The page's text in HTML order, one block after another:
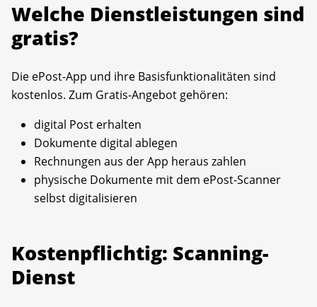
Welche Dienstleistungen sind
gratis?
Die ePost-App und ihre Basisfunktionalitäten sind
kostenlos. Zum Gratis-Angebot gehören:
digital Post erhalten
Dokumente digital ablegen
Rechnungen aus der App heraus zahlen
physische Dokumente mit dem ePost-Scanner
selbst digitalisieren
Kostenpflichtig: Scanning-
Dienst